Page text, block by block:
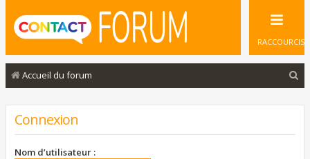
RACCOURCIS
Accueil du forum
Connexion
Nom d’utilisateur :